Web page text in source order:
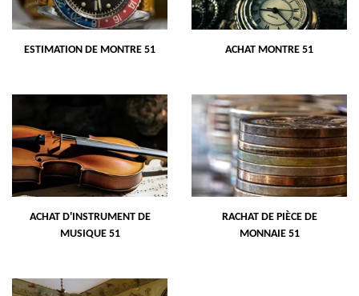
ESTIMATION DE MONTRE 51 ACHAT MONTRE 51
ACHAT D'INSTRUMENT DE
MUSIQUE 51
RACHAT DE PIÈCE DE
MONNAIE 51